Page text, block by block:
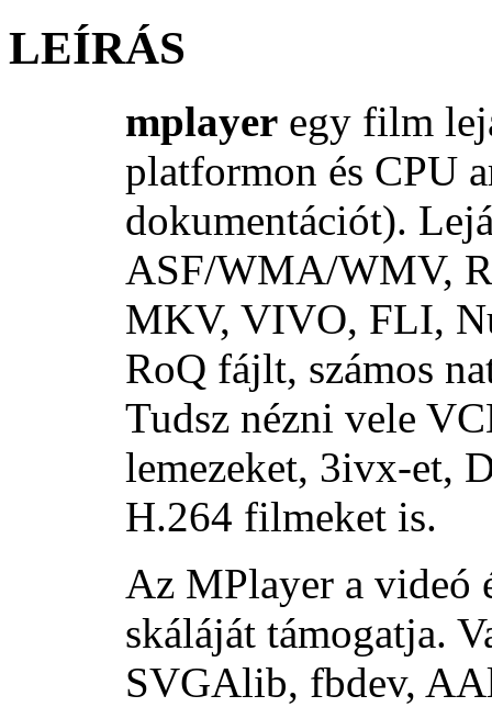
LEÍRÁS
mplayer egy film
platformon és CPU
dokumentációt).
ASF/WMA/WMV,
MKV, VIVO, FLI,
RoQ fájlt, számos
Tudsz nézni vele
lemezeket, 3ivx-et,
H.264 filmeket is.
Az MPlayer a videó
skáláját támogatja.
SVGAlib, fbdev,